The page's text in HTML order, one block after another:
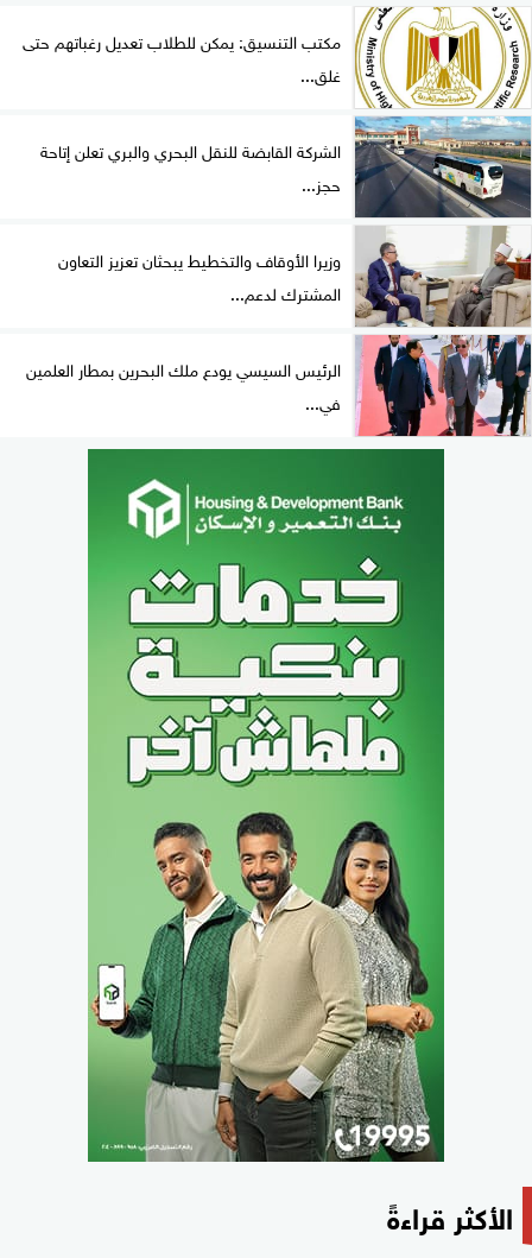
مكتب التنسيق: يمكن للطلاب تعديل رغباتهم حتى
غلق...
الشركة القابضة للنقل البحري والبري تعلن إتاحة
حجز...
وزيرا الأوقاف والتخطيط يبحثان تعزيز التعاون
المشترك لدعم...
الرئيس السيسي يودع ملك البحرين بمطار العلمين
في...
الأكثر قراءةً